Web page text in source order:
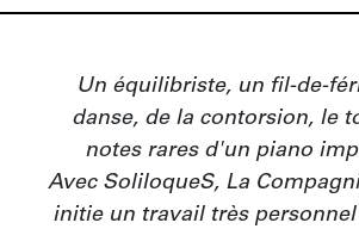
Un équilibriste, un fil-de-
danse, de la contorsion, le
notes rares d'un piano
Avec SoliloqueS, La
initie un travail très personnel